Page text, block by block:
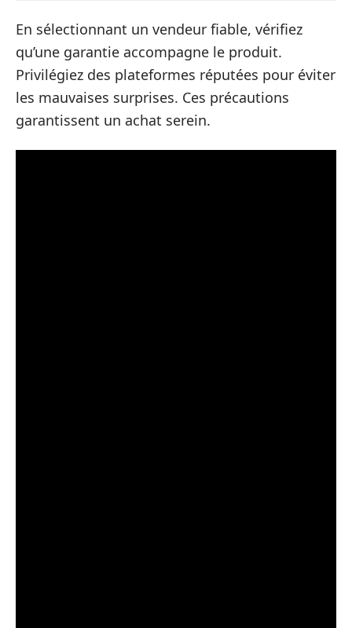
En sélectionnant un vendeur fiable, vérifiez
qu’une garantie accompagne le produit.
Privilégiez des plateformes réputées pour éviter
les mauvaises surprises. Ces précautions
garantissent un achat serein.